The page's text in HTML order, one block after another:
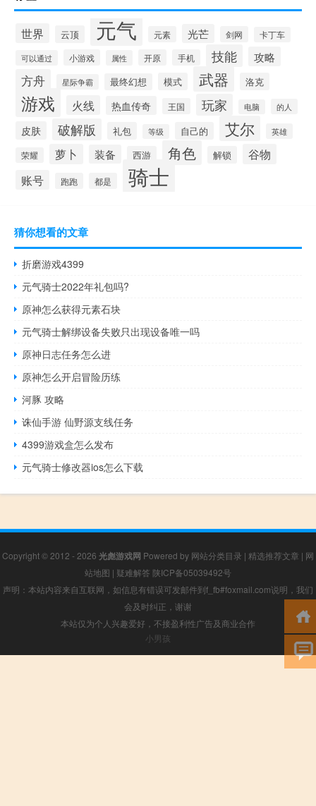
世界 云顶 元气 元素 光芒 剑网 卡丁车
可以通过 小游戏 属性 开原 手机 技能 攻略
方舟 星际争霸 最终幻想 模式 武器 洛克
游戏 火线 热血传奇 王国 玩家 电脑 的人
皮肤 破解版 礼包 等级 自己的 艾尔 英雄
荣耀 萝卜 装备 西游 角色 解锁 谷物
账号 跑跑 都是 骑士
猜你想看的文章
折磨游戏4399
元气骑士2022年礼包吗?
原神怎么获得元素石块
元气骑士解绑设备失败只出现设备唯一吗
原神日志任务怎么进
原神怎么开启冒险历练
河豚 攻略
诛仙手游 仙野源支线任务
4399游戏盒怎么发布
元气骑士修改器ios怎么下载
Copyright © 2012 - 2026 光彪游戏网 Powered by 网站分类目录 | 精选推荐文章 | 网
站地图 | 疑难解答 陕ICP备05039492号
声明：本站内容来自互联网，如信息有错误可发邮件到f_fb#foxmail.com说明，我们
会及时纠正，谢谢
本站仅为个人兴趣爱好，不接盈利性广告及商业合作
小男孩